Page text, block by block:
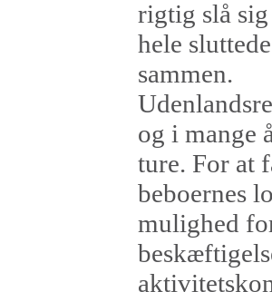
rigtig slå
hele
sammen.
og i mange
ture. For at
beboernes
mulighed